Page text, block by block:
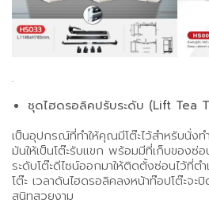
.
ชุดไฮดรอลิคปรับระดับ (Lift Tea
เป็นอุปกรณ์ที่ทำให้คุณมีโต๊ะไว้สำหรับนั่งท
มันให้เป็นโต๊ะรับแขก พร้อมมีที่เก็บของซ่
ระดับโต๊ะดีไซน์ออกมาให้ติดตั้งซ่อนไว้ที่ต
โต๊ะ เวลาดันไฮดรอลิคลงหน้าท๊อปโต๊ะจ
สนิทสวยงาม